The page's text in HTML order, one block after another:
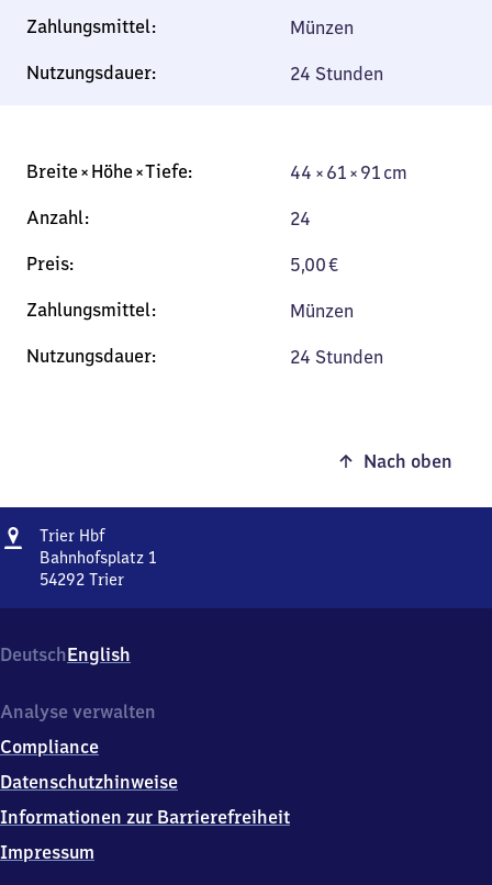
Münzen
24 Stunden
44 × 61 × 91 cm
24
5,00€
Münzen
24 Stunden
Nach oben
Adresse
Trier HbfTrier
Hauptbahnhof
Bahnhofsplatz 1
54292 Trier
Bahnhofsplatz
1,
4
9
2
DeutschEnglish
Analyse verwalten
Compliance
Datenschutzhinweise
Informationen zur Barrierefreiheit
Impressum